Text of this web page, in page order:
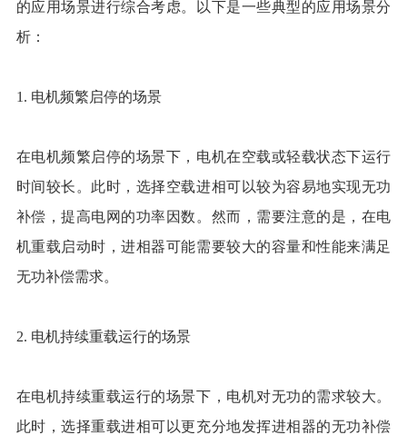
的应用场景进行综合考虑。以下是一些典型的应用场景分
析：
1. 电机频繁启停的场景
在电机频繁启停的场景下，电机在空载或轻载状态下运行
时间较长。此时，选择空载进相可以较为容易地实现无功
补偿，提高电网的功率因数。然而，需要注意的是，在电
机重载启动时，进相器可能需要较大的容量和性能来满足
无功补偿需求。
2. 电机持续重载运行的场景
在电机持续重载运行的场景下，电机对无功的需求较大。
此时，选择重载进相可以更充分地发挥进相器的无功补偿